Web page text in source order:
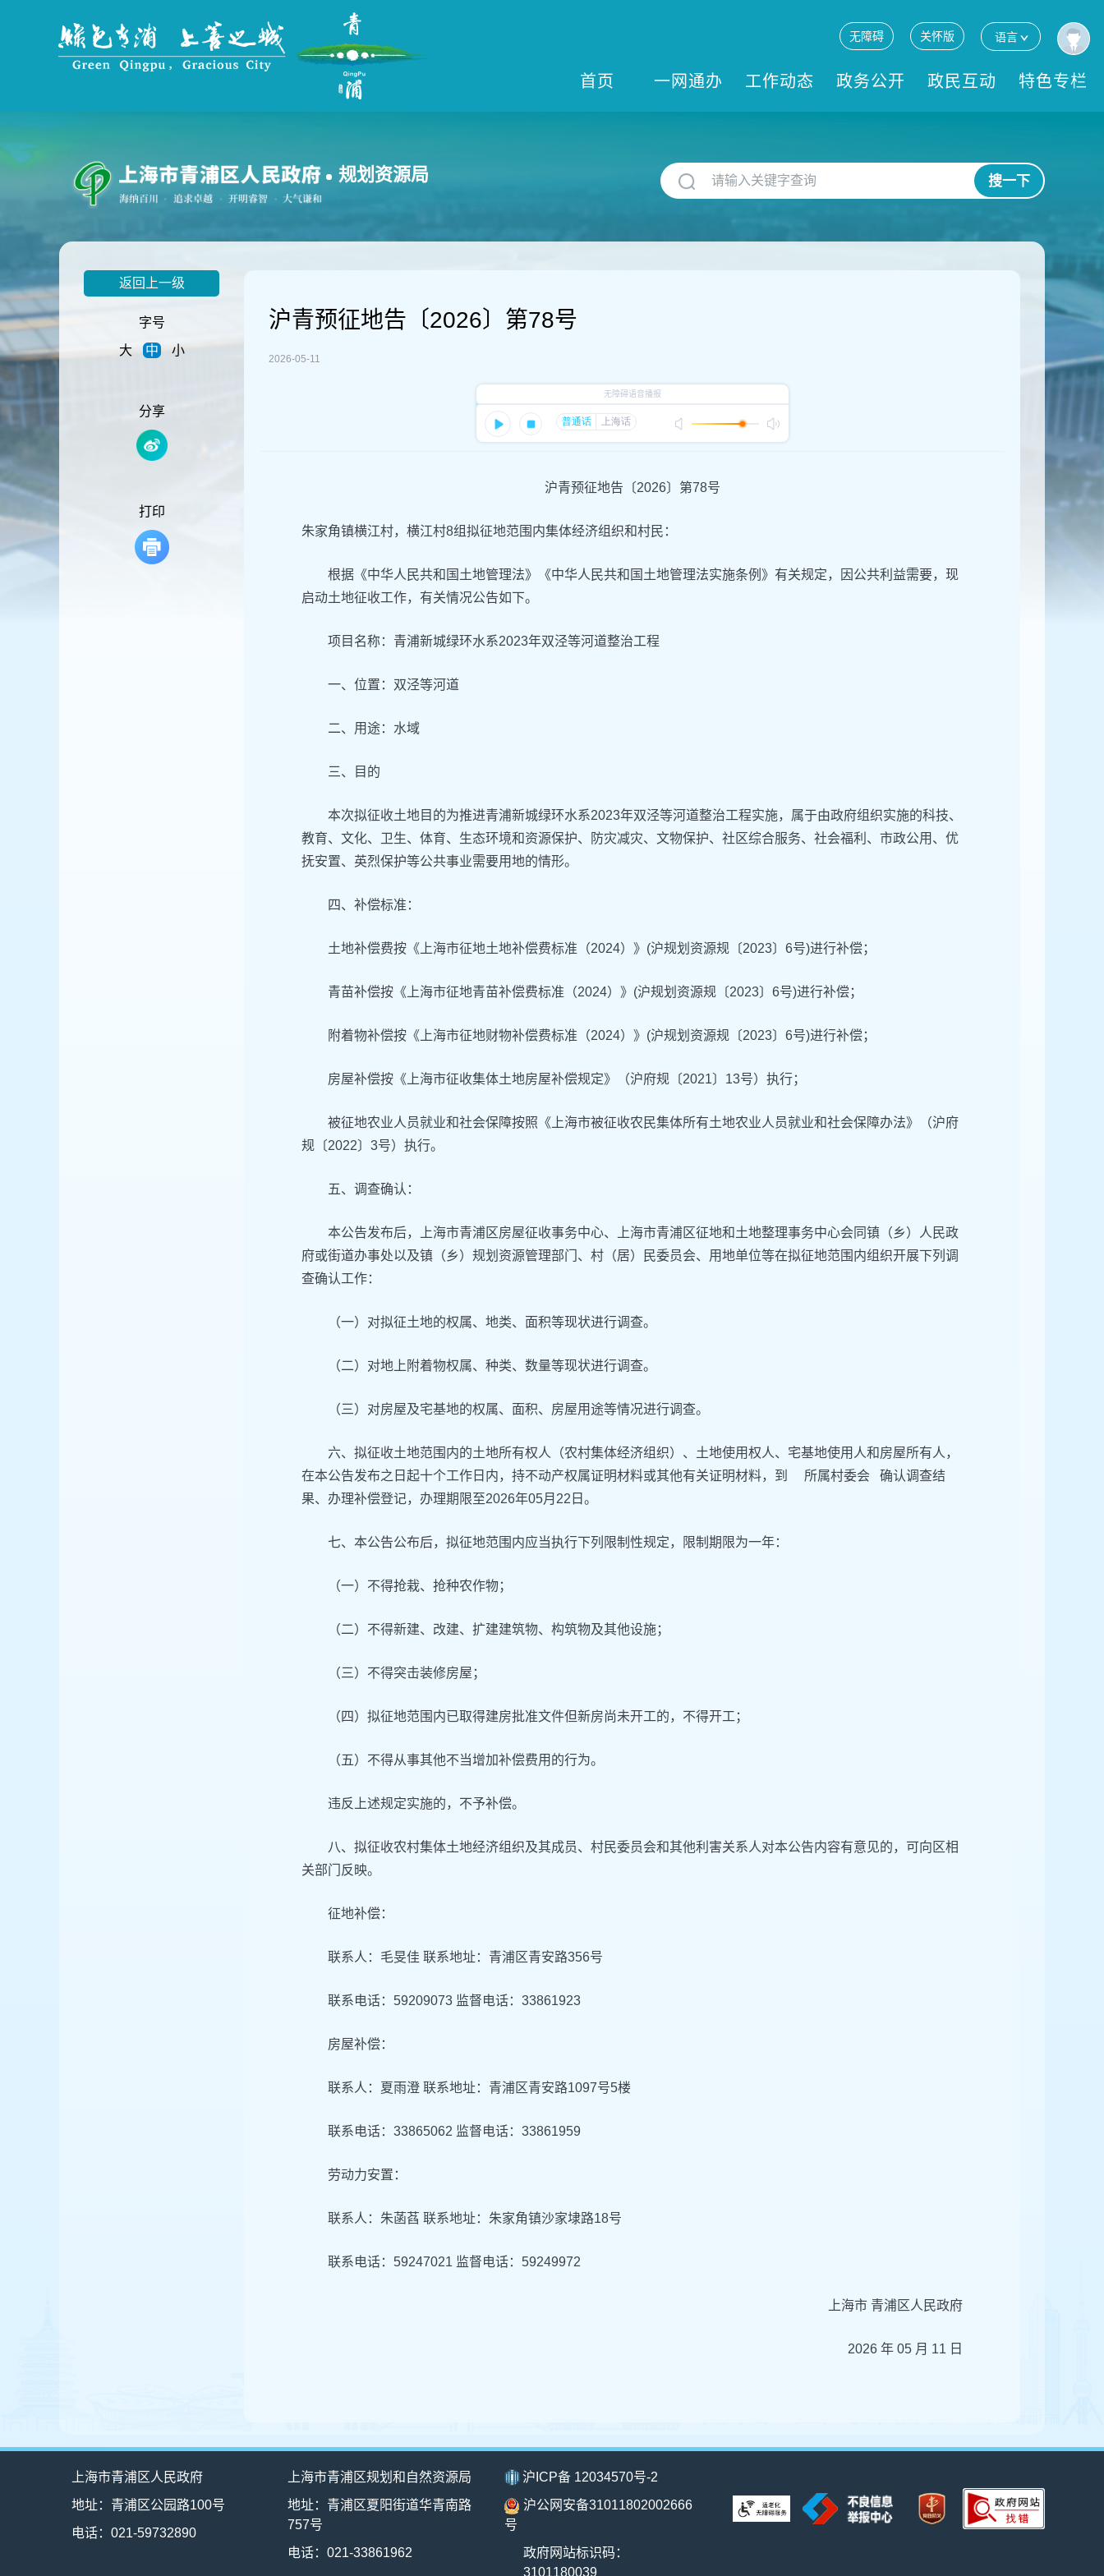
到
主
要
内
无障碍 关怀版 语言
首页 一网通办 工作动态 政务公开 政民互动 特色专栏
规划资源局 搜一下
返回上一级
字号
大
中 小
分享
打印
沪青预征地告〔2026〕第78号
2026-05-11
沪青预征地告〔2026〕第78号
朱家角镇横江村，横江村8组拟征地范围内集体经济组织和村民：
根据《中华人民共和国土地管理法》《中华人民共和国土地管理法实施条例》有关规定，因公共利益需要，现
启动土地征收工作，有关情况公告如下。
项目名称：青浦新城绿环水系2023年双泾等河道整治工程
一、位置：双泾等河道
二、用途：水域
三、目的
本次拟征收土地目的为推进青浦新城绿环水系2023年双泾等河道整治工程实施，属于由政府组织实施的科技、
教育、文化、卫生、体育、生态环境和资源保护、防灾减灾、文物保护、社区综合服务、社会福利、市政公用、优
抚安置、英烈保护等公共事业需要用地的情形。
四、补偿标准：
土地补偿费按《上海市征地土地补偿费标准（2024）》(沪规划资源规〔2023〕6号)进行补偿；
青苗补偿按《上海市征地青苗补偿费标准（2024）》(沪规划资源规〔2023〕6号)进行补偿；
附着物补偿按《上海市征地财物补偿费标准（2024）》(沪规划资源规〔2023〕6号)进行补偿；
房屋补偿按《上海市征收集体土地房屋补偿规定》（沪府规〔2021〕13号）执行；
被征地农业人员就业和社会保障按照《上海市被征收农民集体所有土地农业人员就业和社会保障办法》（沪府
规〔2022〕3号）执行。
五、调查确认：
本公告发布后，上海市青浦区房屋征收事务中心、上海市青浦区征地和土地整理事务中心会同镇（乡）人民政
府或街道办事处以及镇（乡）规划资源管理部门、村（居）民委员会、用地单位等在拟征地范围内组织开展下列调
查确认工作：
（一）对拟征土地的权属、地类、面积等现状进行调查。
（二）对地上附着物权属、种类、数量等现状进行调查。
（三）对房屋及宅基地的权属、面积、房屋用途等情况进行调查。
六、拟征收土地范围内的土地所有权人（农村集体经济组织）、土地使用权人、宅基地使用人和房屋所有人，
在本公告发布之日起十个工作日内，持不动产权属证明材料或其他有关证明材料，到 所属村委会 确认调查结
果、办理补偿登记，办理期限至2026年05月22日。
七、本公告公布后，拟征地范围内应当执行下列限制性规定，限制期限为一年：
（一）不得抢栽、抢种农作物；
（二）不得新建、改建、扩建建筑物、构筑物及其他设施；
（三）不得突击装修房屋；
（四）拟征地范围内已取得建房批准文件但新房尚未开工的，不得开工；
（五）不得从事其他不当增加补偿费用的行为。
违反上述规定实施的，不予补偿。
八、拟征收农村集体土地经济组织及其成员、村民委员会和其他利害关系人对本公告内容有意见的，可向区相
关部门反映。
征地补偿：
联系人：毛旻佳 联系地址：青浦区青安路356号
联系电话：59209073 监督电话：33861923
房屋补偿：
联系人：夏雨澄 联系地址：青浦区青安路1097号5楼
联系电话：33865062 监督电话：33861959
劳动力安置：
联系人：朱菡萏 联系地址：朱家角镇沙家埭路18号
联系电话：59247021 监督电话：59249972
上海市 青浦区人民政府
2026 年 05 月 11 日
上海市青浦区人民政府
地址：青浦区公园路100号
电话：021-59732890
上海市青浦区规划和自然资源局
地址：青浦区夏阳街道华青南路
757号
电话：021-33861962
沪ICP备 12034570号-2
沪公网安备31011802002666
号
政府网站标识码：
3101180039